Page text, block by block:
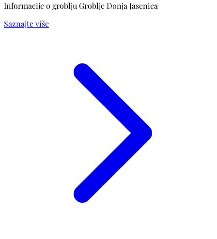
Informacije o groblju Groblje Donja Jasenica
Saznajte više